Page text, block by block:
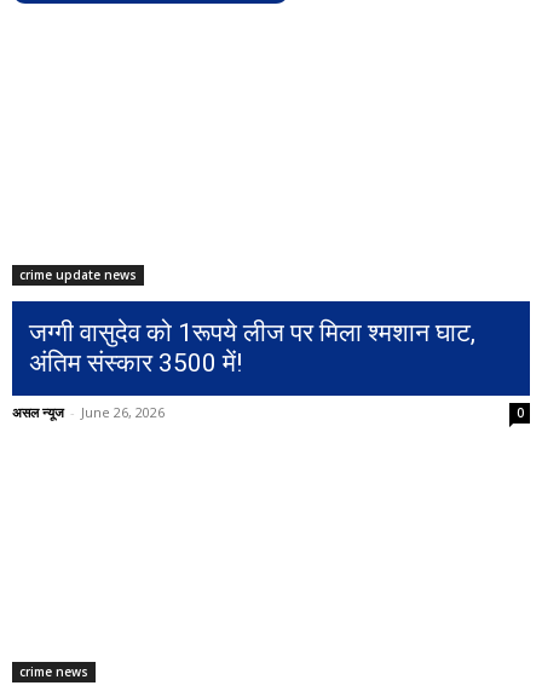
crime update news
जग्गी वासुदेव को 1रूपये लीज पर मिला श्मशान घाट,
अंतिम संस्कार 3500 में!
असल न्यूज - June 26, 2026 0
crime news